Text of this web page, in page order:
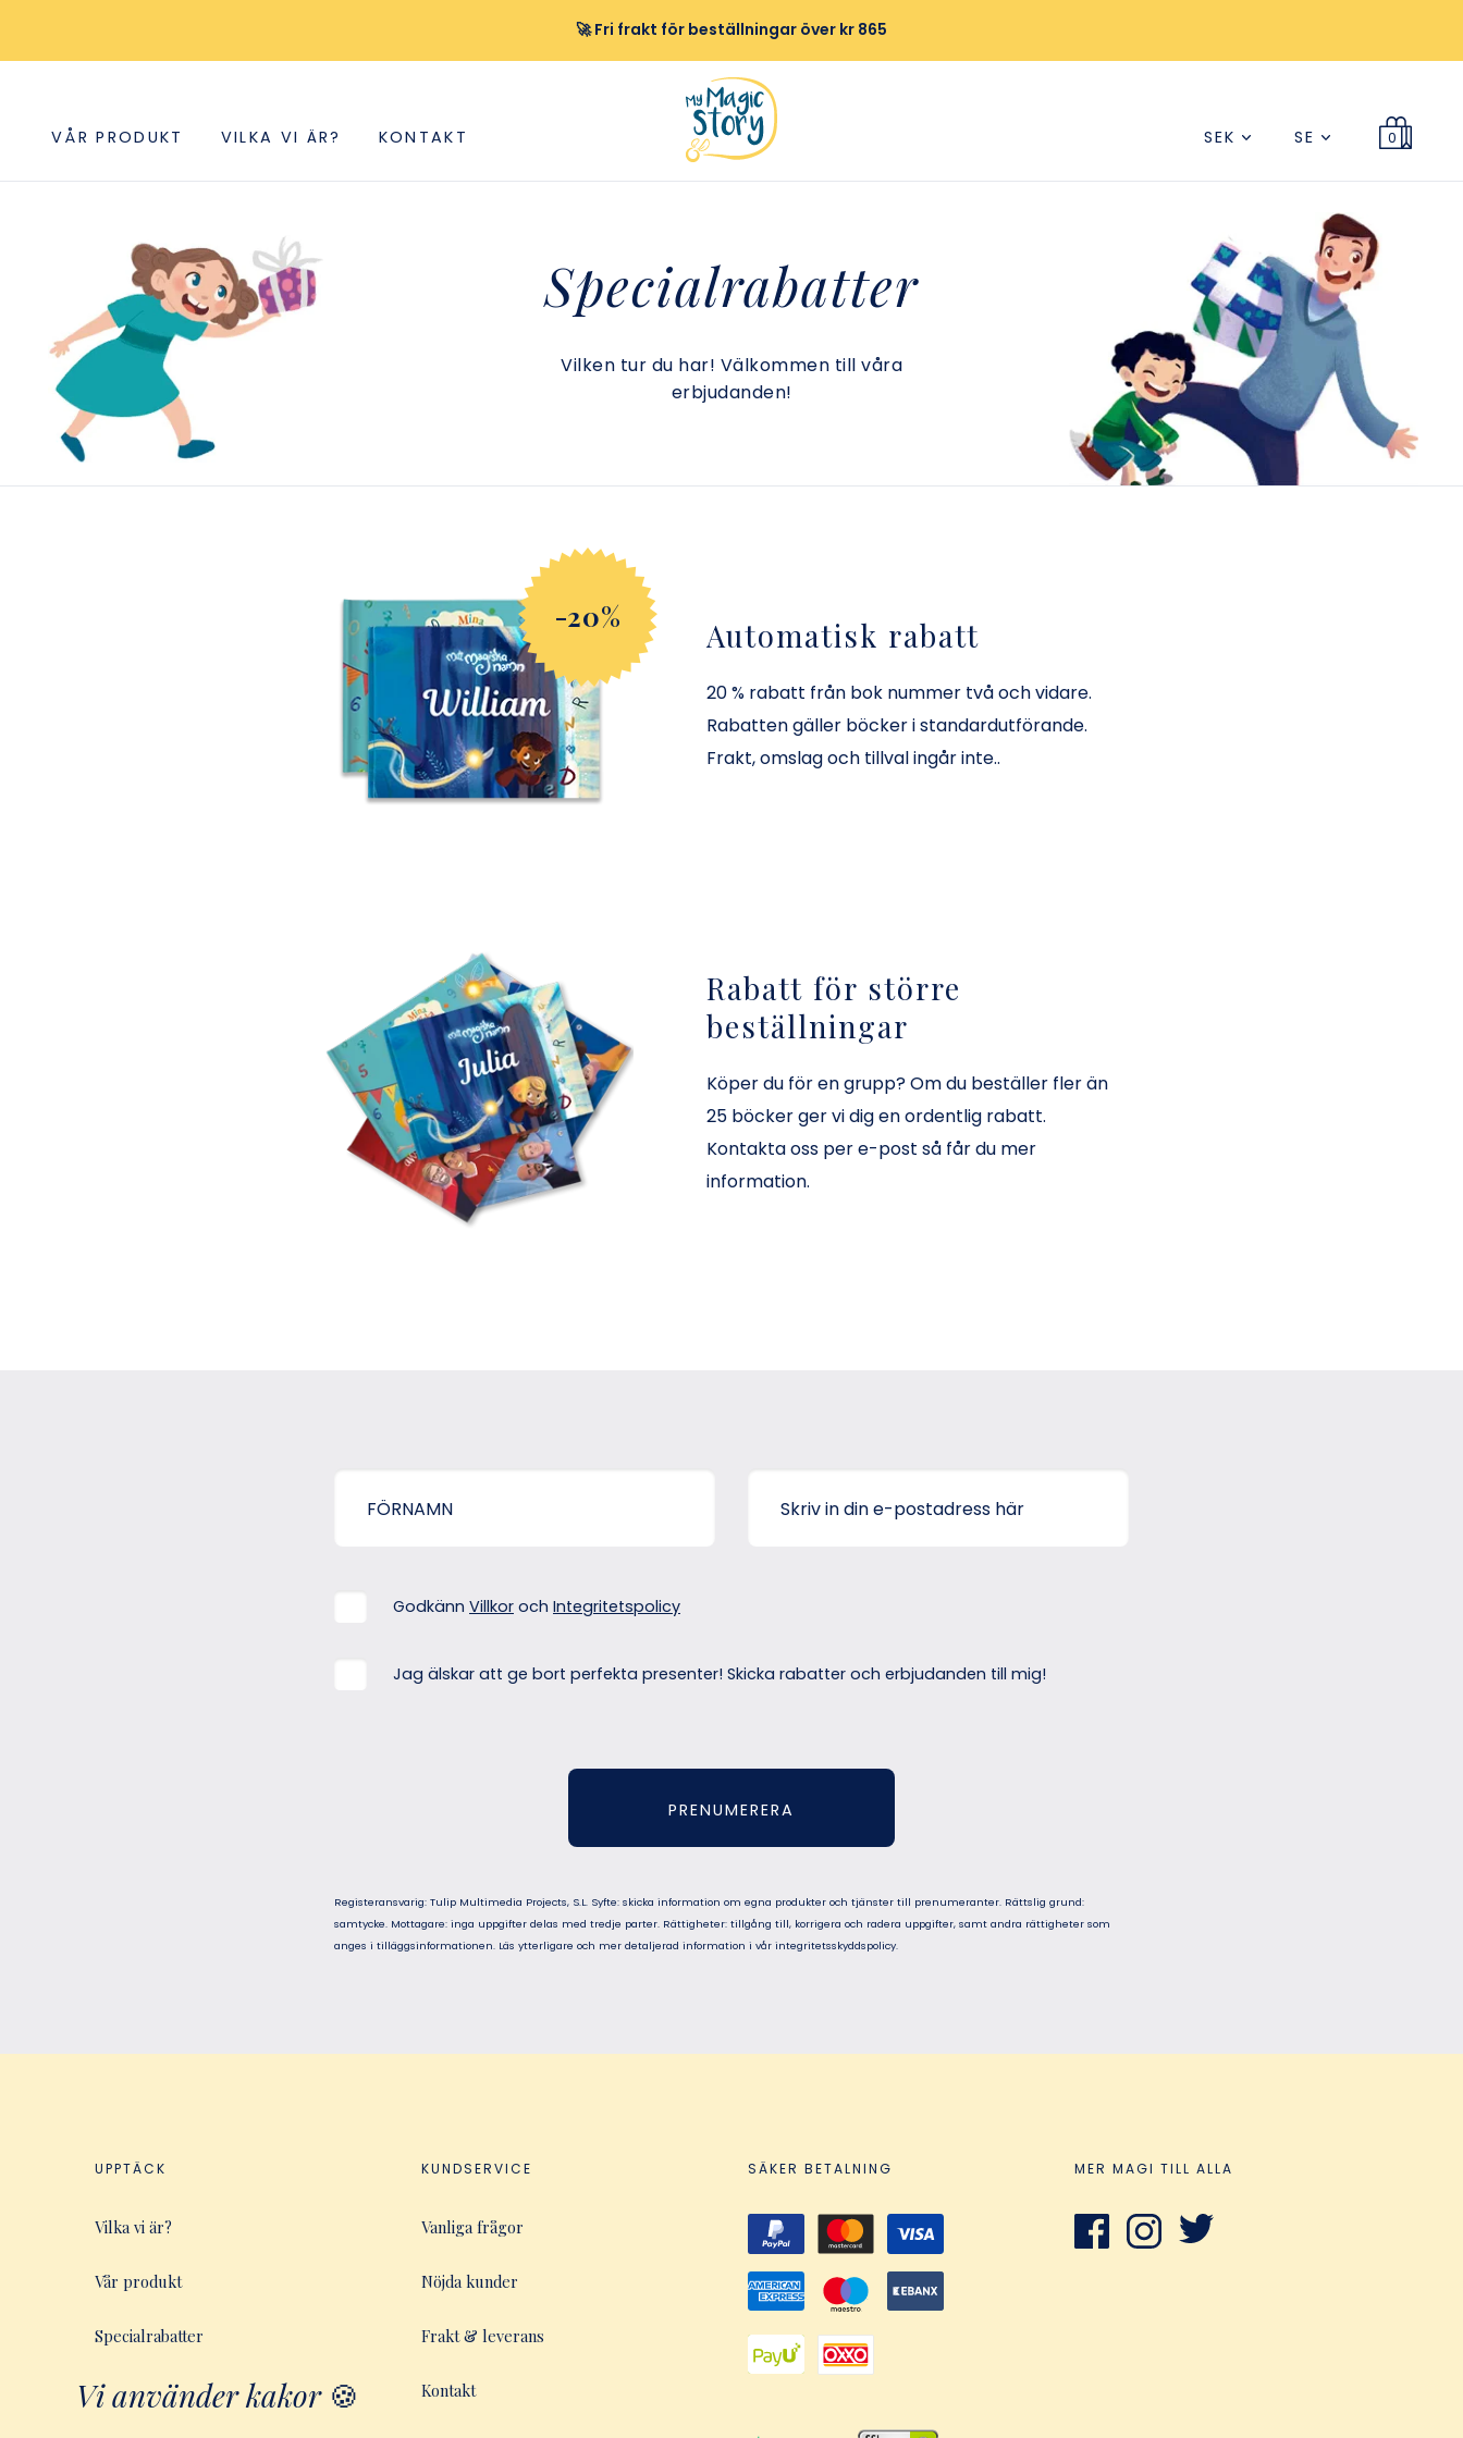
🚀 Fri frakt för beställningar över kr 865
VÅR PRODUKT VILKA VI ÄR? KONTAKT 0
SE
SEK
Specialrabatter
Vilken tur du har! Välkommen till våra
erbjudanden!
-20% Automatisk rabatt
20 % rabatt från bok nummer två och vidare.
Rabatten gäller böcker i standardutförande.
Frakt, omslag och tillval ingår inte..
Rabatt för större
beställningar
Köper du för en grupp? Om du beställer fler än
25 böcker ger vi dig en ordentlig rabatt.
Kontakta oss per e-post så får du mer
information.
Godkänn Villkor och Integritetspolicy
Jag älskar att ge bort perfekta presenter! Skicka rabatter och erbjudanden till mig!
Registeransvarig: Tulip Multimedia Projects, S.L. Syfte: skicka information om egna produkter och tjänster till prenumeranter. Rättslig grund:
samtycke. Mottagare: inga uppgifter delas med tredje parter. Rättigheter: tillgång till, korrigera och radera uppgifter, samt andra rättigheter som
anges i tilläggsinformationen. Läs ytterligare och mer detaljerad information i vår integritetsskyddspolicy.
UPPTÄCK
Vilka vi är?
Vår produkt
Specialrabatter
Så här fungerar
My Magic Story
KUNDSERVICE
Vanliga frågor
Nöjda kunder
Frakt & leverans
Kontakt
SÄKER BETALNING MER MAGI TILL ALLA
Vi använder kakor🍪